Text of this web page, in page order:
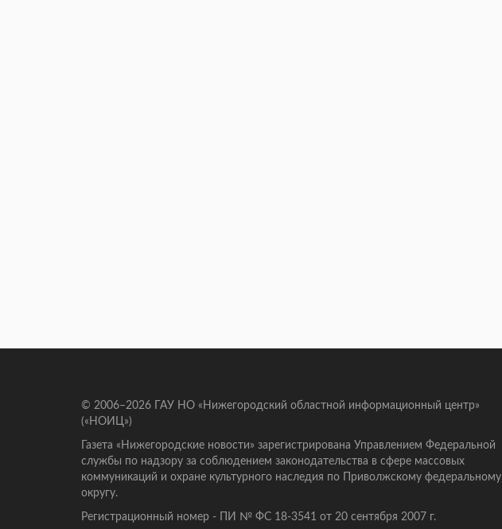
© 2006–2026 ГАУ НО «Нижегородский областной информационный центр»
(«НОИЦ»)
Газета «Нижегородские новости» зарегистрирована Управлением Федеральной
службы по надзору за соблюдением законодательства в сфере массовых
коммуникаций и охране культурного наследия по Приволжскому федеральному
округу.
Регистрационный номер - ПИ № ФС 18-3541 от 20 сентября 2007 г.